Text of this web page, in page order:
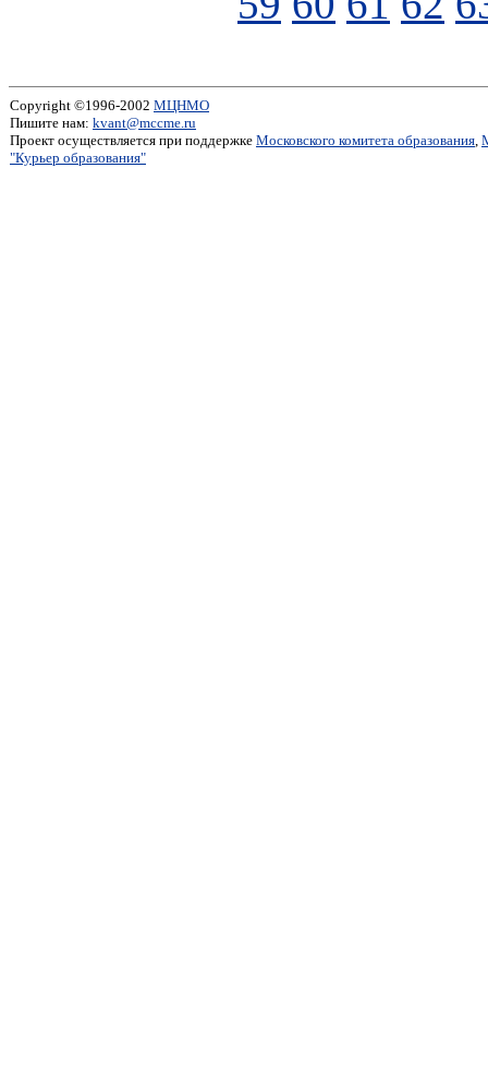
Copyright ©1996-2002 МЦНМО
Пишите нам: kvant@mccme.ru
Проект осуществляется при поддержке Московского комитета образования,
"Курьер образования"